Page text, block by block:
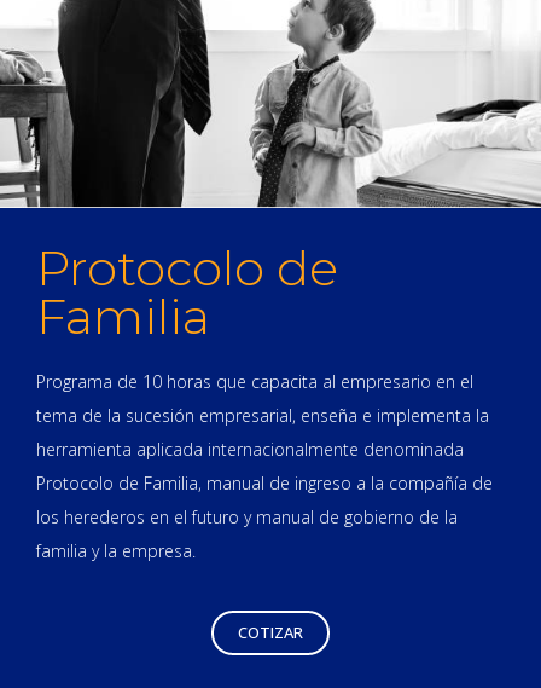
Protocolo de
Familia
Programa de 10 horas que capacita al empresario en el
tema de la sucesión empresarial, enseña e implementa la
herramienta aplicada internacionalmente denominada
Protocolo de Familia, manual de ingreso a la compañía de
los herederos en el futuro y manual de gobierno de la
familia y la empresa.
COTIZAR